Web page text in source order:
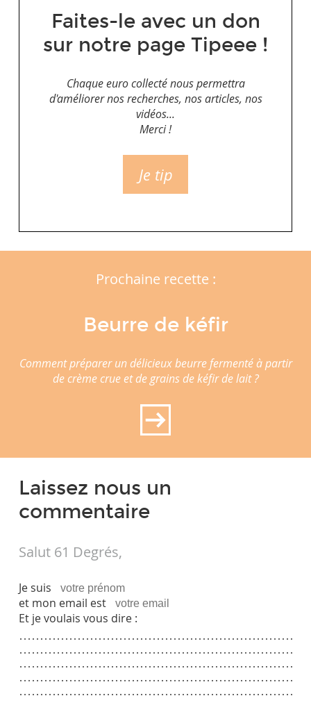
Faites-le avec un don
sur notre page Tipeee !
Chaque euro collecté nous permettra
d'améliorer nos recherches, nos articles, nos
vidéos...
Merci !
Je tip
Prochaine recette :
Beurre de kéfir
Comment préparer un délicieux beurre fermenté à partir
de crème crue et de grains de kéfir de lait ?
Laissez nous un
commentaire
Salut 61 Degrés,
Je suis
et mon email est
Et je voulais vous dire :